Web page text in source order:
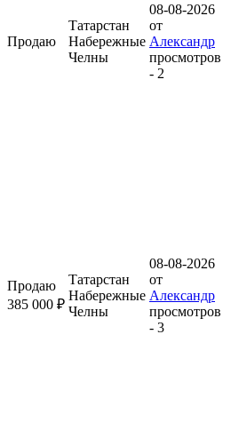
Продаю
Татарстан
Набережные
Челны
08-08-2026
от
Александр
просмотров
- 2
Продаю
385 000 ₽
Татарстан
Набережные
Челны
08-08-2026
от
Александр
просмотров
- 3